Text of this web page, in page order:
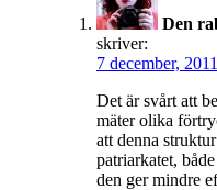
Den
skriver:
7 december,
Det är svårt att
mäter olika
att denna
patriarkatet,
den ger mindre